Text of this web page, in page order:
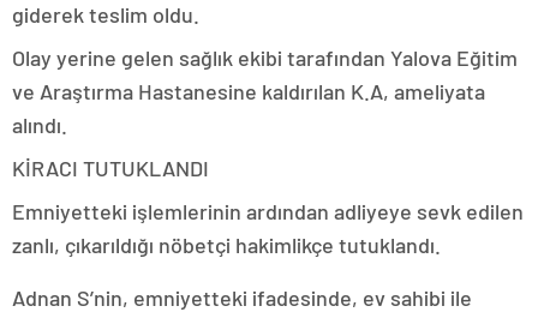
giderek teslim oldu.
Olay yerine gelen sağlık ekibi tarafından Yalova Eğitim
ve Araştırma Hastanesine kaldırılan K.A, ameliyata
alındı.
KİRACI TUTUKLANDI
Emniyetteki işlemlerinin ardından adliyeye sevk edilen
zanlı, çıkarıldığı nöbetçi hakimlikçe tutuklandı.
Adnan S’nin, emniyetteki ifadesinde, ev sahibi ile